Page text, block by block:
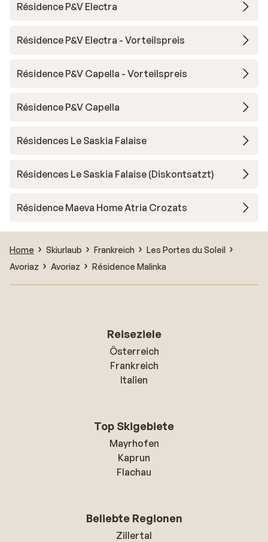
Résidence P&V Electra
Résidence P&V Electra - Vorteilspreis
Résidence P&V Capella - Vorteilspreis
Résidence P&V Capella
Résidences Le Saskia Falaise
Résidences Le Saskia Falaise (Diskontsatzt)
Résidence Maeva Home Atria Crozats
Home Skiurlaub Frankreich
Les Portes du Soleil
Avoriaz
Avoriaz Résidence Malinka
Reiseziele
Österreich
Frankreich
Italien
Top Skigebiete
Mayrhofen
Kaprun
Flachau
Beliebte Regionen
Zillertal